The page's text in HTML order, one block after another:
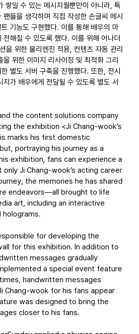
쌓일 수 있는 메시지월뿐만이 아니라, 특
들을 생각하며 직접 작성한 손글씨 메시
기능도 구현했다. 이를 통해 배우의 마
해질 수 있도록 했다. 이를 위해 어나더
을 위한 물리엔진 적용, 컨텐츠 자동 관리
위한 이미지 리사이징 및 최적화 그리
별도 서버 구축을 진행했다. 또한, 전시
가 배우에게 전달될 수 있도록 별도 서
the content solutions company
the exhibition <Ji Chang-wook’s
marks his first domestic
portraying his journey as a
exhibition, fans can experience a
Ji Chang-wook’s acting career
the memories he has shared
endeavors—all brought to life
art, including an interactive
holograms.
for developing the
for this exhibition. In addition to
messages gradually
a special event feature
handwritten messages
Chang-wook for his fans appear
was designed to bring the
closer to his fans.